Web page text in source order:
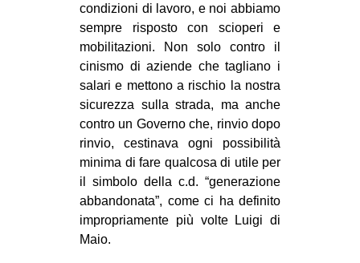
CULTURE
ARTE
CINEMA
MANIFESTI
RECENSIONI
INTERNAZIONALE
AFRICA
condizioni di lavoro, e noi abbiamo
sempre risposto con scioperi e
mobilitazioni. Non solo contro il
cinismo di aziende che tagliano i
salari e mettono a rischio la nostra
sicurezza sulla strada, ma anche
contro un Governo che, rinvio dopo
rinvio, cestinava ogni possibilità
minima di fare qualcosa di utile per
il simbolo della c.d. “generazione
abbandonata”, come ci ha definito
impropriamente più volte Luigi di
Maio.